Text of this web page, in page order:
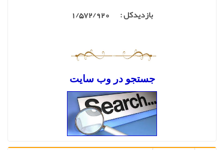
بازدیدکل : 1/572 /920
جستجو در وب سایت